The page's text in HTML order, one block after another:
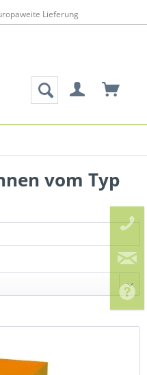
auf Rechnung (Bonität
vom Typ